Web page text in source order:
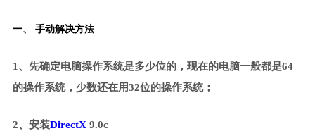
一、 手动解决方法
1、先确定电脑操作系统是多少位的，现在的电脑一般都是64
的操作系统，少数还在用32位的操作系统；
2、安装DirectX 9.0c